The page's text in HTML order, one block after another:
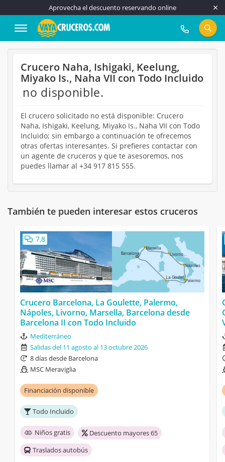
Aprovecha el descuento reservando online
917 815 555
Crucero Naha, Ishigaki, Keelung,
Miyako Is., Naha VII con Todo Incluido
no disponible.
El crucero solicitado no está disponible: Crucero
Naha, Ishigaki, Keelung, Miyako Is., Naha VII con Todo
Incluido; sin embargo a continuación te ofrecemos
otras ofertas interesantes. Si prefieres contactar con
un agente de cruceros y que te asesoremos, nos
puedes llamar al +34 917 815 555.
También te pueden interesar estos cruceros
7,8
Crucero Barcelona, La Goulette, Palermo,
Nápoles, Livorno, Marsella, Barcelona desde
Barcelona II con Todo Incluido
Mediterráneo
Salidas del 11 agosto al 13 octubre 2026
8 días desde Barcelona
MSC Meraviglia
Financiación disponible
Todo Incluido
Niños gratis
Descuento mayores 65
Traslados autobús